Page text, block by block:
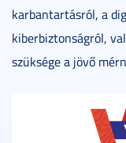
karbantartásról, a
kiberbiztonságról,
szüksége a jövő